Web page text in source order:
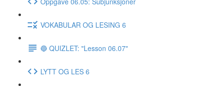
VOKABULAR OG LESING 6
🔵 QUIZLET: "Lesson 06.07"
LYTT OG LES 6